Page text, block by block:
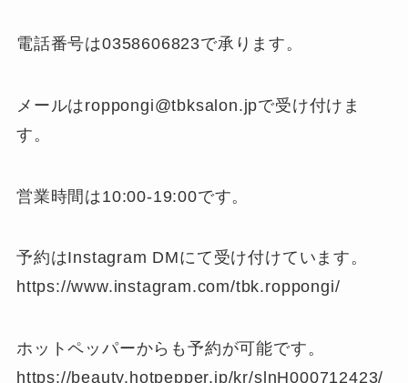
電話番号は0358606823で承ります。
メールはroppongi@tbksalon.jpで受け付けま
す。
営業時間は10:00-19:00です。
予約はInstagram DMにて受け付けています。
https://www.instagram.com/tbk.roppongi/
ホットペッパーからも予約が可能です。
https://beauty.hotpepper.jp/kr/slnH000712423/